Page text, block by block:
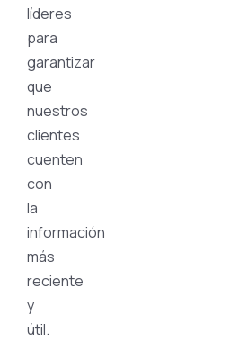
líderes
para
garantizar
que
nuestros
clientes
cuenten
con
la
información
más
reciente
y
útil.